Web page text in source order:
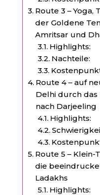
Route 3 – Yoga,
der Goldene
Amritsar und
Highlights:
Nachteile:
Route 4 – auf
Delhi durch das
nach Darjeeling
Highlights:
Route 5 –
die
Ladakhs
Highlights: